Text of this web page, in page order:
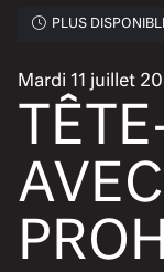
PLUS
Mardi 11 juillet